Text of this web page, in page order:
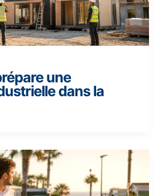
une
dans la